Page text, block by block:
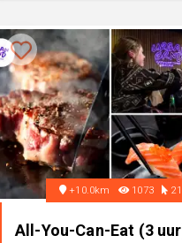
+10.0km 1073
All-You-Can-Eat (3